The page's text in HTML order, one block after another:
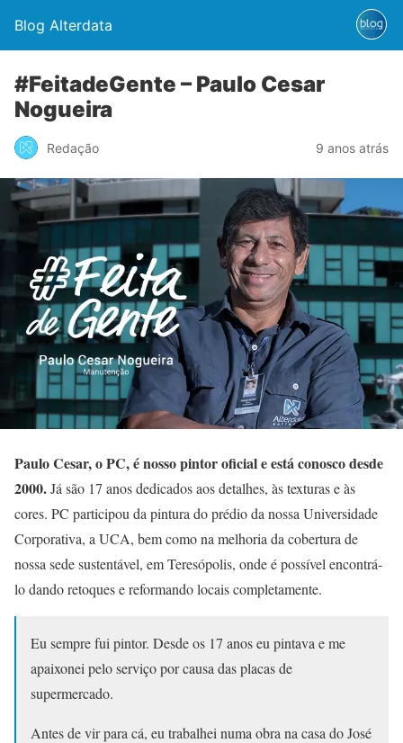
Blog Alterdata
#FeitadeGente – Paulo Cesar
Nogueira
Redação 9 anos atrás
Paulo Cesar, o PC, é nosso pintor oficial e está conosco desde
2000.Já são 17 anos dedicados aos detalhes, às texturas e às
cores. PC participou da pintura do prédio da nossa Universidade
Corporativa, a UCA, bem como na melhoria da cobertura de
nossa sede sustentável, em Teresópolis, onde é possível encontrá-
lo dando retoques e reformando locais completamente.
Eu sempre fui pintor. Desde os 17 anos eu pintava e me
apaixonei pelo serviço por causa das placas de
supermercado.
Antes de vir para cá, eu trabalhei numa obra na casa do José